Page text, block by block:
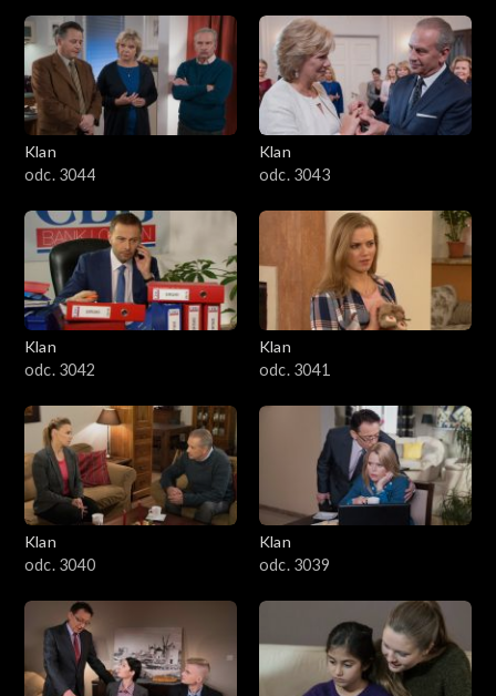
Klan
odc. 3044
Klan
odc. 3043
Klan
odc. 3042
Klan
odc. 3041
Klan
odc. 3040
Klan
odc. 3039